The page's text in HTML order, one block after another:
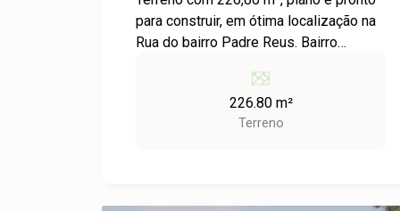
para construir, em ótima localização na
Rua do bairro Padre Reus. Bairro
comércios, escolas e transporte. Ideal
para moradia ou investimento!
226.80 m²
Terreno